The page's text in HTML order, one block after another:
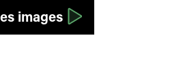
images